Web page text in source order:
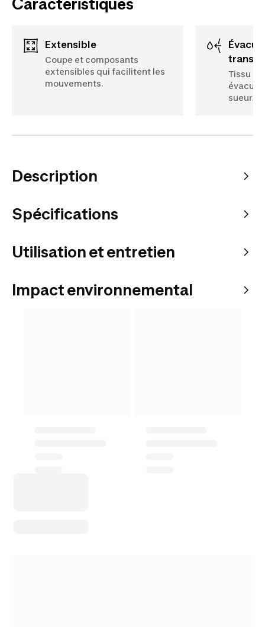
Caractéristiques
Extensible
Coupe et composants
extensibles qui facilitent les
mouvements.
Évacuation de la
Tissu
sueur.
Description
Spécifications
Utilisation et entretien
Impact environnemental